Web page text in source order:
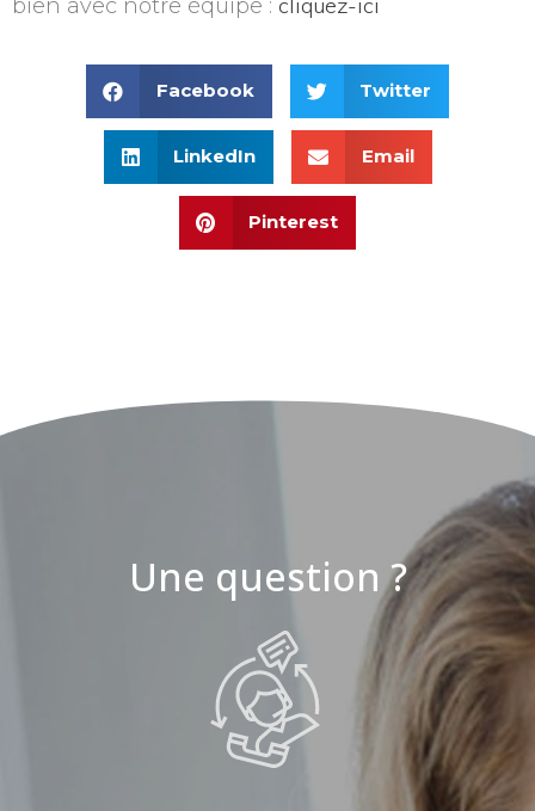
bien avec notre équipe : cliquez-ici
Facebook Twitter
LinkedIn Email
Pinterest
Une question ?